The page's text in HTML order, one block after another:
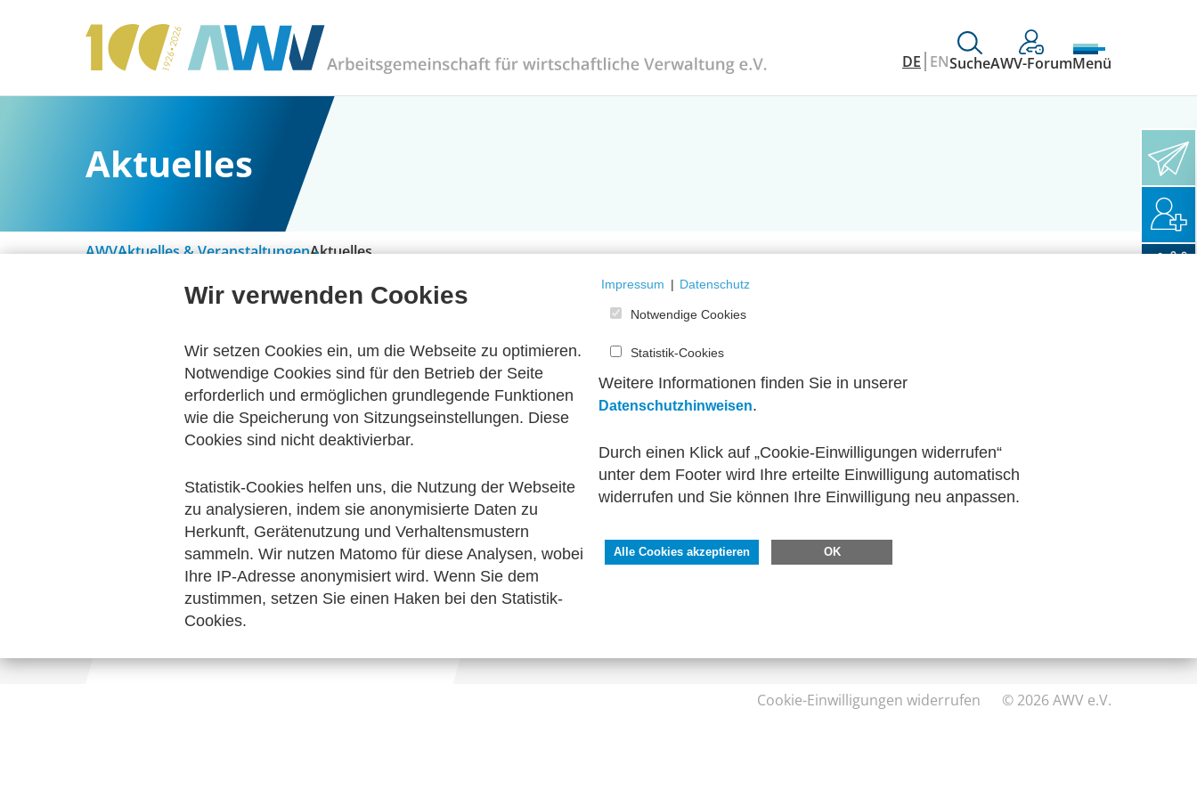
DE ENSucheAWV-ForumMenü
Aktuelles
AWVAktuelles & VeranstaltungenAktuelles
Alle Kategorien
Digitalisierung & Modernisierung Personalwirtschaft Technische Standards
SERVICE
Kontakt
Impressum
Datenschutzhinweise
DIREKT ZU
FeRD
Cookie-Einwilligungen widerrufen © 2026 AWV e.V.
Wir verwenden Cookies
Wir setzen Cookies ein, um die Webseite zu optimieren.
Notwendige Cookies sind für den Betrieb der Seite
erforderlich und ermöglichen grundlegende Funktionen
wie die Speicherung von Sitzungseinstellungen. Diese
Cookies sind nicht deaktivierbar.
Statistik-Cookies helfen uns, die Nutzung der Webseite
zu analysieren, indem sie anonymisierte Daten zu
Herkunft, Gerätenutzung und Verhaltensmustern
sammeln. Wir nutzen Matomo für diese Analysen, wobei
Ihre IP-Adresse anonymisiert wird. Wenn Sie dem
zustimmen, setzen Sie einen Haken bei den Statistik-
Cookies.
Impressum | Datenschutz
Notwendige Cookies
Statistik-Cookies
Weitere Informationen finden Sie in unserer
Datenschutzhinweisen.
Durch einen Klick auf „Cookie-Einwilligungen widerrufen“
unter dem Footer wird Ihre erteilte Einwilligung automatisch
widerrufen und Sie können Ihre Einwilligung neu anpassen.
Alle Cookies akzeptieren OK